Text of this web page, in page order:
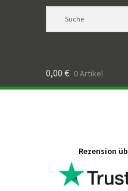
0,00 € 0 Artikel
Rezension